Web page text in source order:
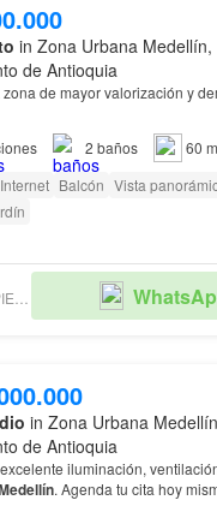
in Zona Urbana
de Antioquia
de mayor valorización y
2 baños
60
Internet Balcón Vista
in Zona Urbana
de Antioquia
iluminación,
. Agenda tu cita hoy